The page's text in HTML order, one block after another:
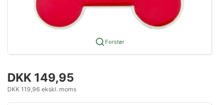
Forstør
DKK 149,95
DKK 119,96 ekskl. moms